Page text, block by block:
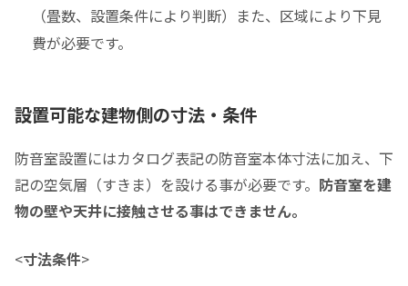
防音室の税込総額をご確認のうえ入力して下さい ※必須
0 0
クレジットご利用金額
分割支払回数
（畳数、設置条件により判断）また、区域により下見
費が必要です。
設置可能な建物側の寸法・条件
防音室設置にはカタログ表記の防音室本体寸法に加え、下
記の空気層（すきま）を設ける事が必要です。 防音室を建
物の壁や天井に接触させる事はできません。
<寸法条件>